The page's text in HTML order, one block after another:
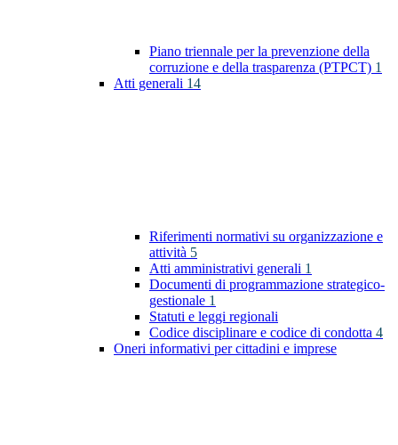
Piano triennale per la prevenzione della
corruzione e della trasparenza (PTPCT) 1
Atti generali 14
Riferimenti normativi su organizzazione e
attività 5
Atti amministrativi generali 1
Documenti di programmazione strategico-
gestionale 1
Statuti e leggi regionali
Codice disciplinare e codice di condotta 4
Oneri informativi per cittadini e imprese